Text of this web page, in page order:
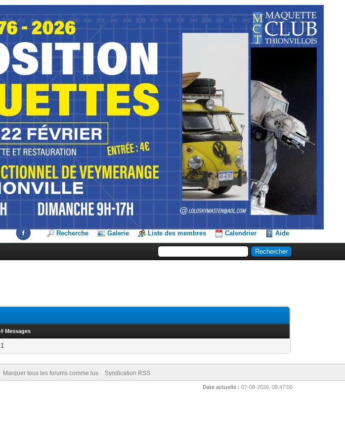
Recherche Galerie Liste des membres Calendrier Aide
# Messages
1
Marquer tous les forums comme lus Syndication RSS
Date actuelle : 07-08-2026, 08:47:00